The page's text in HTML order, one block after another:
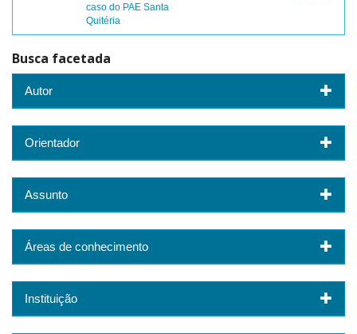
caso do PAE Santa
Quitéria
Busca facetada
Autor
Orientador
Assunto
Áreas de conhecimento
Instituição